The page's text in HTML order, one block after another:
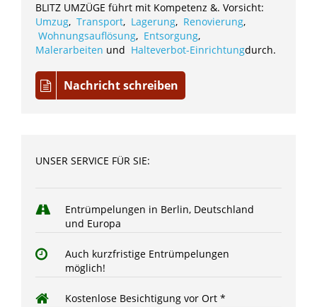
BLITZ UMZÜGE führt mit Kompetenz &. Vorsicht:
Umzug, Transport, Lagerung, Renovierung,
Wohnungsauflösung, Entsorgung,
Malerarbeiten und Halteverbot-Einrichtungdurch.
Nachricht schreiben
UNSER SERVICE FÜR SIE:
Entrümpelungen in Berlin, Deutschland
und Europa
Auch kurzfristige Entrümpelungen
möglich!
Kostenlose Besichtigung vor Ort *